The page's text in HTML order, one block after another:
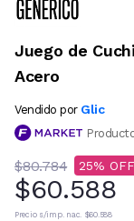
Juego de
Acero
Vendido por Glic
$80.784 25
$60.588
Precio s/imp. nac. $60.588